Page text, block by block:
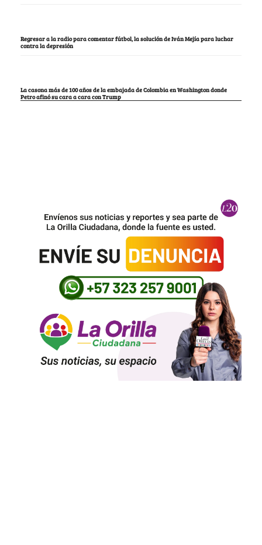
Regresar a la radio para comentar fútbol, la solución de Iván Mejía para luchar
contra la depresión
La casona más de 100 años de la embajada de Colombia en Washington donde
Petro afinó su cara a cara con Trump